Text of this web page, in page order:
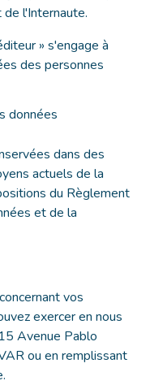
l'Internaute.
» s'engage à
des personnes
données
dans des
actuels de la
du Règlement
et de la
vos
exercer en nous
Avenue Pablo
ou en remplissant